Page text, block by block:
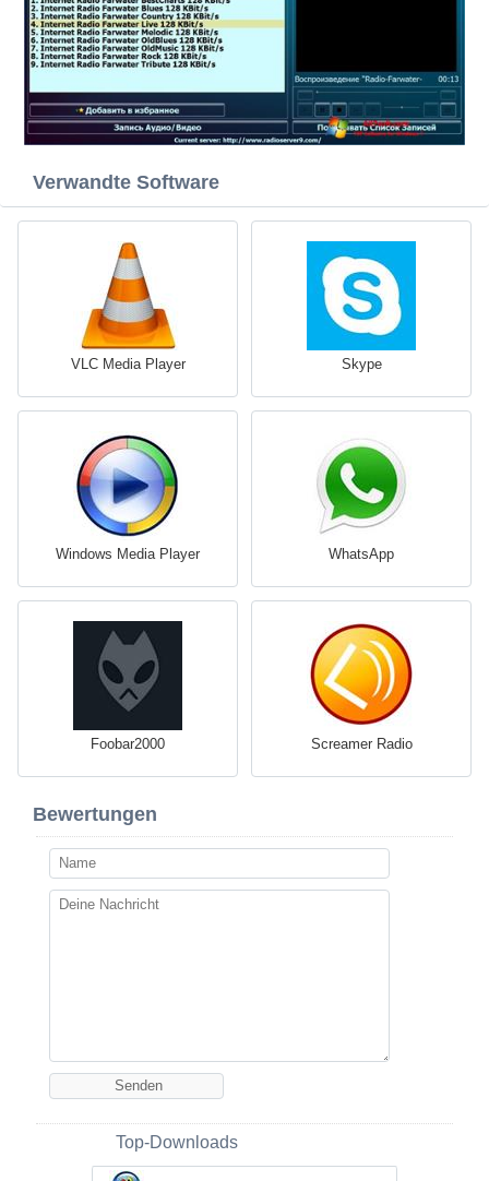
Verwandte Software
VLC Media Player Skype
Windows Media Player WhatsApp
Foobar2000 Screamer Radio
Bewertungen
Top-Downloads